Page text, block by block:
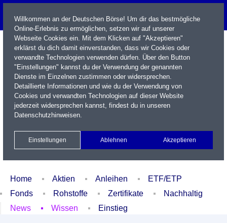
Name / WKN / ISIN / Kürzel
Xetra Realtime
Watchlist Portfolio Login
Home Aktien Anleihen
ETF/ETP
Fonds
Rohstoffe Zertifikate
Nachhaltig
News
Wissen Einstieg
Willkommen an der Deutschen Börse! Um dir das bestmögliche
Online-Erlebnis zu ermöglichen, setzen wir auf unserer
Webseite Cookies ein. Mit dem Klicken auf "Akzeptieren"
erklärst du dich damit einverstanden, dass wir Cookies oder
verwandte Technologien verwenden dürfen. Über den Button
"Einstellungen" kannst du der Verwendung der genannten
Dienste im Einzelnen zustimmen oder widersprechen.
Detaillierte Informationen und wie du der Verwendung von
Cookies und verwandten Technologien auf dieser Website
jederzeit widersprechen kannst, findest du in unseren
Datenschutzhinweisen.
Einstellungen Ablehnen Akzeptieren